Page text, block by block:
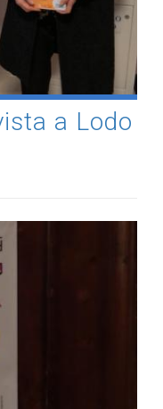
a Lodo